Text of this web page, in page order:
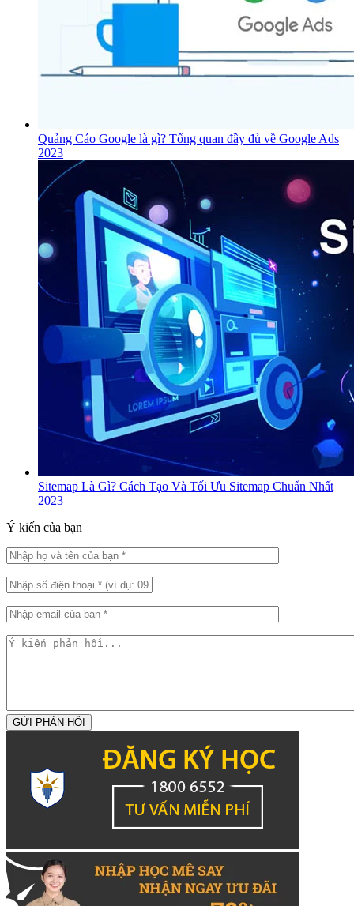
Quảng Cáo Google là gì? Tổng quan đầy đủ về Google Ads
2023
Sitemap Là Gì? Cách Tạo Và Tối Ưu Sitemap Chuẩn Nhất
2023
Ý kiến của bạn
GỬI PHẢN HỒI